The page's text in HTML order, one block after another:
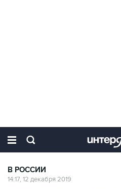
В РОССИИ
14:17, 12 декабря 2019